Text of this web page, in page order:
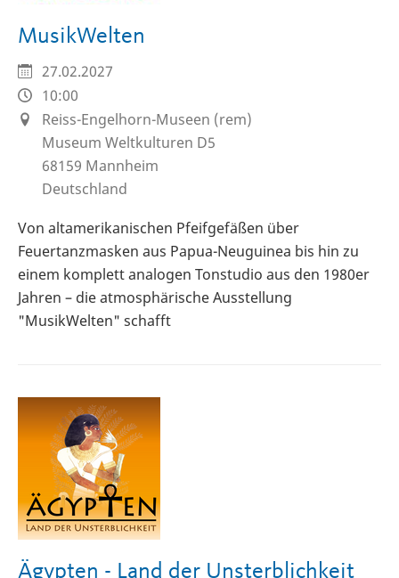
MusikWelten
27.02.2027
10:00
Reiss-Engelhorn-Museen (rem)
Museum Weltkulturen D5
68159 Mannheim
Deutschland
Von altamerikanischen Pfeifgefäßen über
Feuertanzmasken aus Papua-Neuguinea bis hin zu
einem komplett analogen Tonstudio aus den 1980er
Jahren – die atmosphärische Ausstellung
"MusikWelten" schafft
Ägypten - Land der Unsterblichkeit